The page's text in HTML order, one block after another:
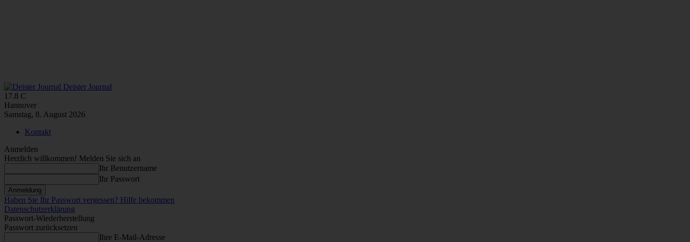
Deister Journal
17.8 C
Hannover
Samstag, 8. August 2026
Kontakt
Anmelden
Herzlich willkommen! Melden Sie sich an
Ihr Benutzername
Ihr Passwort
Haben Sie Ihr Passwort vergessen? Hilfe bekommen
Datenschutzerklärung
Passwort-Wiederherstellung
Passwort zurücksetzen
Ihre E-Mail-Adresse